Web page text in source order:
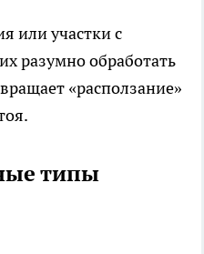
или участки с
разумно обработать
«расползание»
типы